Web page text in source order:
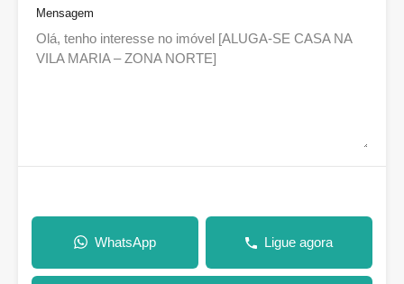
Mensagem
WhatsApp Ligue agora